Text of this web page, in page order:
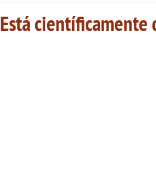
Está científicamente